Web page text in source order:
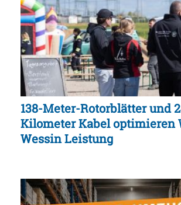
138-Meter-Rotorblätter und
Kilometer Kabel optimieren
Wessin Leistung